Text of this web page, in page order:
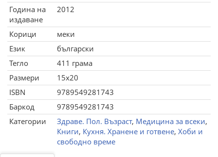
Година на
издаване
2012
Корици
меки
Език
български
Тегло
411 грама
Размери
15x20
ISBN
9789549281743
Баркод
9789549281743
Категории
Здраве. Пол. Възраст, Медицина за всеки,
Книги, Кухня. Хранене и готвене, Хоби и
свободно време